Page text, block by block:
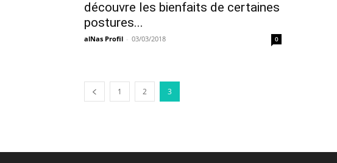
découvre les bienfaits de certaines
postures...
alNas Profil - 03/03/2018 0
1 2 3